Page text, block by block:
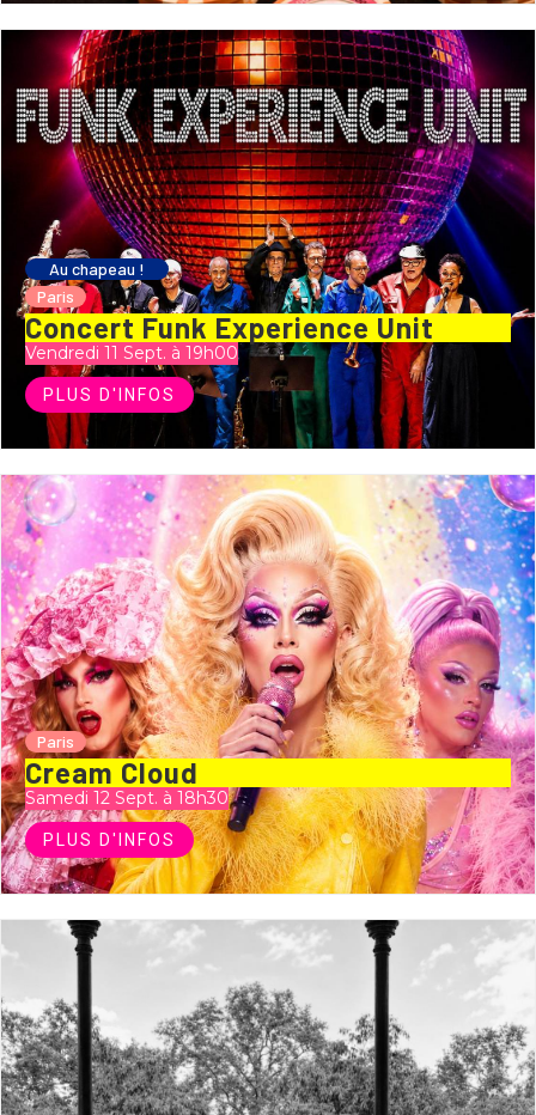
Au chapeau !
Paris
Concert Funk Experience Unit
Vendredi 11 Sept. à 19h00
PLUS D'INFOS
Paris
Cream Cloud
Samedi 12 Sept. à 18h30
PLUS D'INFOS